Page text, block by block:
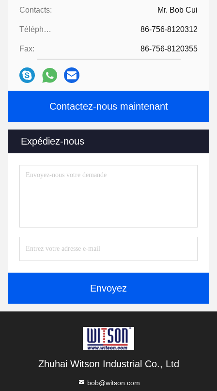
Contacts: Mr. Bob Cui
Téléphone: 86-756-8120312
Fax: 86-756-8120355
Contactez-nous maintenant
Expédiez-nous
Envoyez
Zhuhai Witson Industrial Co., Ltd
bob@witson.com